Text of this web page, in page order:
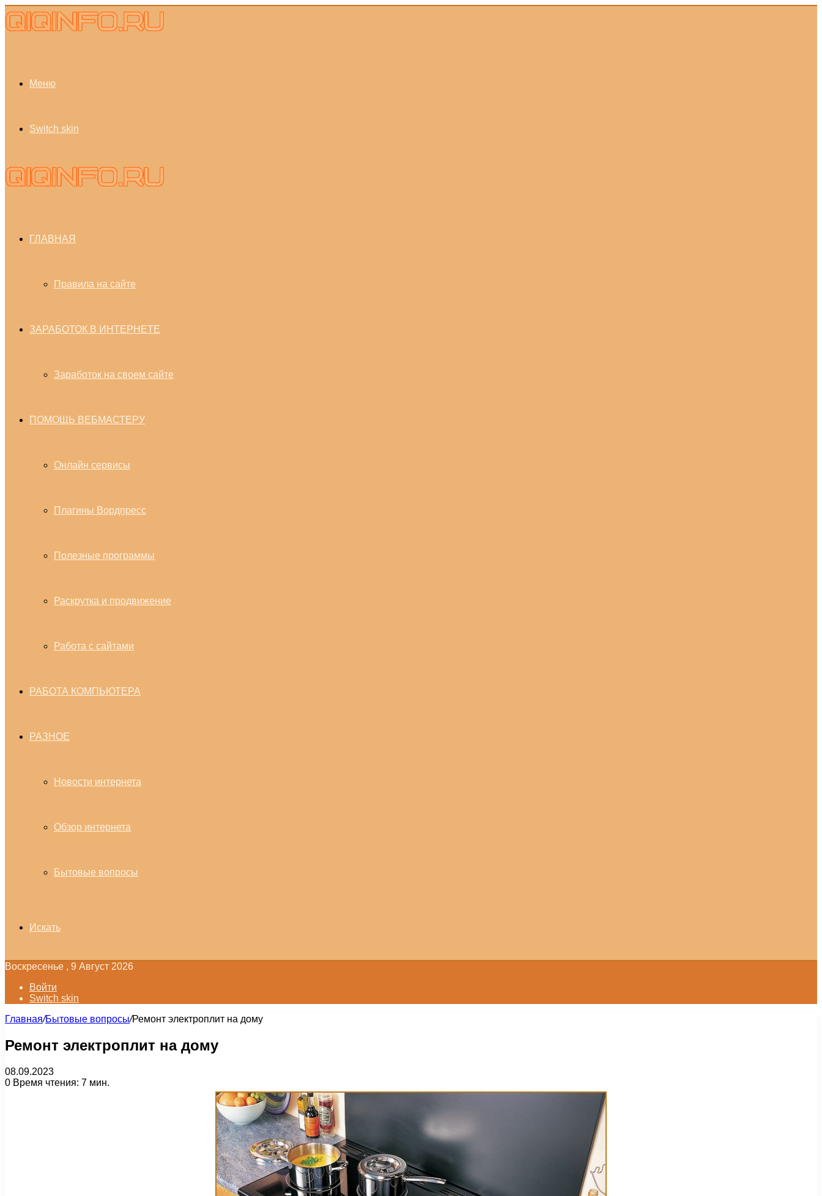
Меню
Switch skin
ГЛАВНАЯ
Правила на сайте
ЗАРАБОТОК В ИНТЕРНЕТЕ
Заработок на своем сайте
ПОМОЩЬ ВЕБМАСТЕРУ
Онлайн сервисы
Плагины Вордпресс
Полезные программы
Раскрутка и продвижение
Работа с сайтами
РАБОТА КОМПЬЮТЕРА
РАЗНОЕ
Новости интернета
Обзор интернета
Бытовые вопросы
Искать
Воскресенье , 9 Август 2026
Войти
Switch skin
Главная/Бытовые вопросы/Ремонт электроплит на дому
Ремонт электроплит на дому
08.09.2023
0 Время чтения: 7 мин.